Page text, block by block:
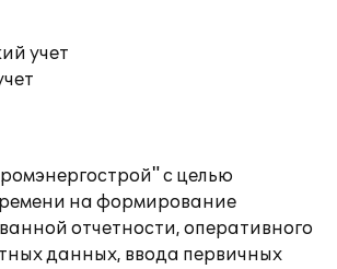
учет
с целью
на формирование
отчетности, оперативного
данных, ввода первичных